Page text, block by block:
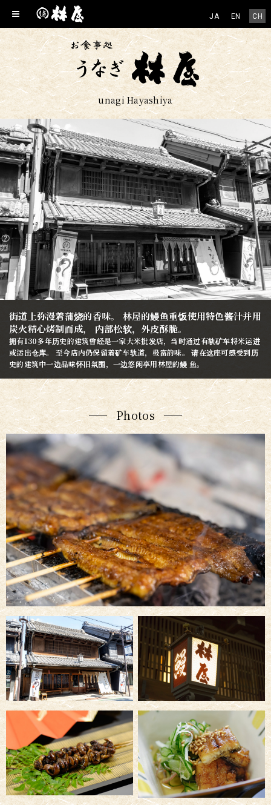
JA EN CH
unagi Hayashiya
街道上弥漫着蒲烧的香味。
林屋的鳗鱼重饭使用特色酱汁并用
炭火精心烤制而成，
内部松软，外皮酥脆。
拥有130多年历史的建筑曾经是一家大米批发店，当时通过有轨矿车将米运进
或运出仓库。
至今店内仍保留着矿车轨道，极富韵味。
请在这座可感受到历
史的建筑中一边品味怀旧氛围，一边悠闲享用林屋的鳗 鱼。
Photos